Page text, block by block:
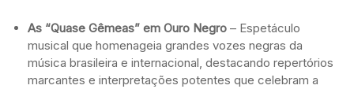
As “Quase Gêmeas” em Ouro Negro – Espetáculo
musical que homenageia grandes vozes negras da
música brasileira e internacional, destacando repertórios
marcantes e interpretações potentes que celebram a